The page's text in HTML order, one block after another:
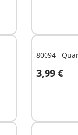
80094 -
3,99 €
In den